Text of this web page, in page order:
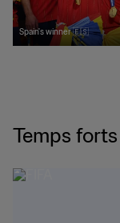
Spain's winner 🇪🇸
Temps forts